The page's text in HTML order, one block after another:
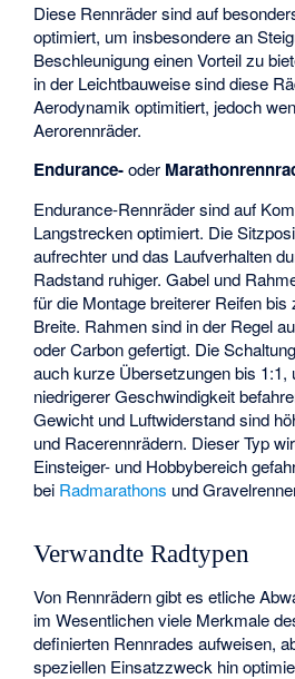
Diese Rennräder sind auf
optimiert, um insbesondere an
Beschleunigung einen Vorteil zu
in der Leichtbauweise sind diese
Aerodynamik optimitiert, jedoch
Aerorennräder.
Endurance-oder
Endurance-Rennräder sind auf
Langstrecken optimiert. Die
aufrechter und das Laufverhalten
Radstand ruhiger. Gabel und
für die Montage breiterer Reifen bis
Breite. Rahmen sind in der Regel
oder Carbon gefertigt. Die
auch kurze Übersetzungen bis 1:1,
niedrigerer Geschwindigkeit
Gewicht und Luftwiderstand sind
und Racerennrädern. Dieser Typ
Einsteiger- und Hobbybereich
bei Radmarathons und
Verwandte Radtypen
Von Rennrädern gibt es etliche
im Wesentlichen viele Merkmale
definierten Rennrades aufweisen,
speziellen Einsatzzweck hin